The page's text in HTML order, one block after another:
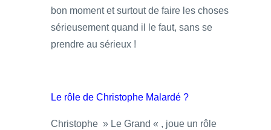
bon moment et surtout de faire les choses
sérieusement quand il le faut, sans se
prendre au sérieux !
Le rôle de Christophe Malardé ?
Christophe » Le Grand « , joue un rôle